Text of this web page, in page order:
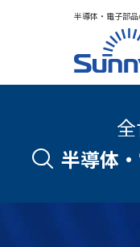
半導体・電子部
半導体